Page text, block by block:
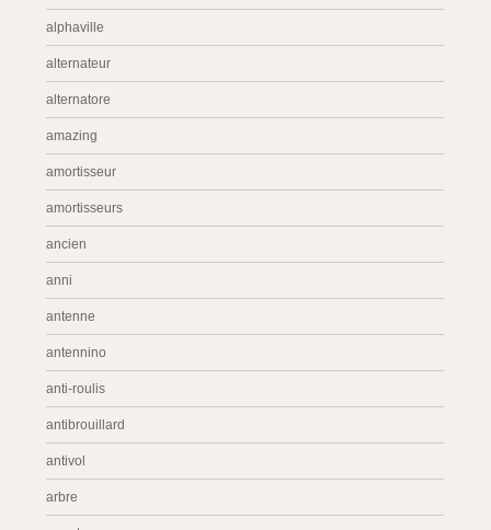
alphaville
alternateur
alternatore
amazing
amortisseur
amortisseurs
ancien
anni
antenne
antennino
anti-roulis
antibrouillard
antivol
arbre